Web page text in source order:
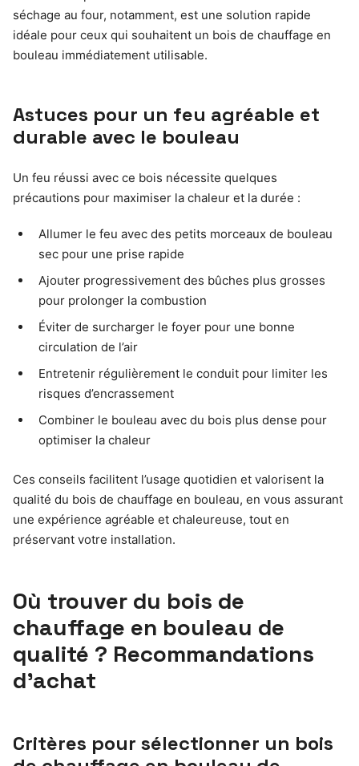
séchage au four, notamment, est une solution rapide
idéale pour ceux qui souhaitent un bois de chauffage en
bouleau immédiatement utilisable.
Astuces pour un feu agréable et
durable avec le bouleau
Un feu réussi avec ce bois nécessite quelques
précautions pour maximiser la chaleur et la durée :
Allumer le feu avec des petits morceaux de bouleau
sec pour une prise rapide
Ajouter progressivement des bûches plus grosses
pour prolonger la combustion
Éviter de surcharger le foyer pour une bonne
circulation de l’air
Entretenir régulièrement le conduit pour limiter les
risques d’encrassement
Combiner le bouleau avec du bois plus dense pour
optimiser la chaleur
Ces conseils facilitent l’usage quotidien et valorisent la
qualité du bois de chauffage en bouleau, en vous assurant
une expérience agréable et chaleureuse, tout en
préservant votre installation.
Où trouver du bois de
chauffage en bouleau de
qualité ? Recommandations
d’achat
Critères pour sélectionner un bois